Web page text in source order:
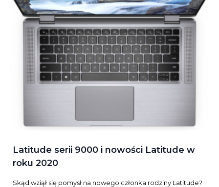
Latitude serii 9000 i nowości Latitude w
roku 2020
Skąd wziął się pomysł na nowego członka rodziny Latitude?